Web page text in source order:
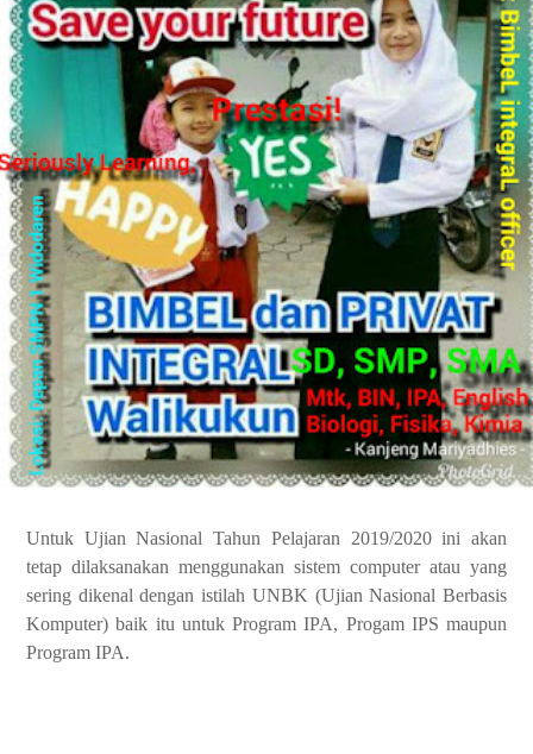
Untuk Ujian Nasional Tahun Pelajaran 2019/2020 ini akan
tetap dilaksanakan menggunakan sistem computer atau yang
sering dikenal dengan istilah UNBK (Ujian Nasional Berbasis
Komputer) baik itu untuk Program IPA, Progam IPS maupun
Program IPA.